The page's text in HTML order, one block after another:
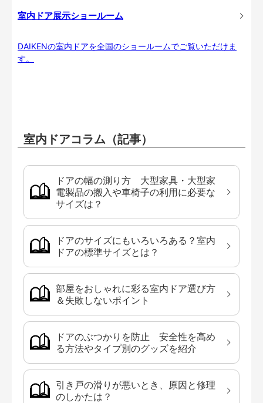
室内ドア展示ショールーム
DAIKENの室内ドアを全国のショールームでご覧いただけま
す。
室内ドアコラム（記事）
ドアの幅の測り方 大型家具・大型家
電製品の搬入や車椅子の利用に必要な
サイズは？
ドアのサイズにもいろいろある？室内
ドアの標準サイズとは？
部屋をおしゃれに彩る室内ドア選び方
＆失敗しないポイント
ドアのぶつかりを防止 安全性を高め
る方法やタイプ別のグッズを紹介
引き戸の滑りが悪いとき、原因と修理
のしかたは？